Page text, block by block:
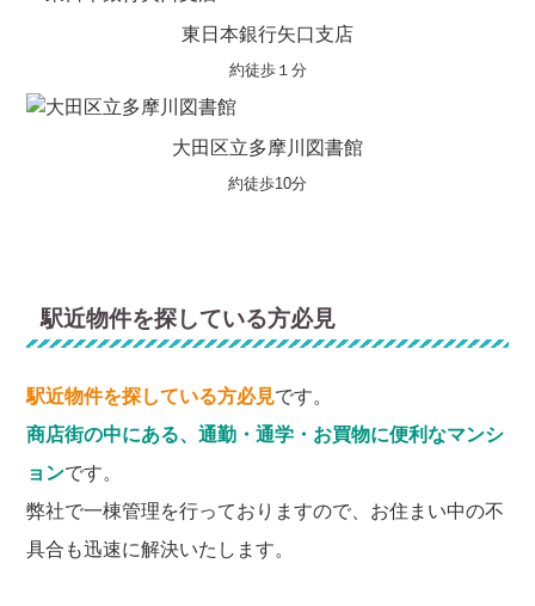
東日本銀行矢口支店
約徒歩１分
大田区立多摩川図書館
約徒歩10分
駅近物件を探している方必見
駅近物件を探している方必見です。
商店街の中にある、通勤・通学・お買物に便利なマンシ
ョンです。
弊社で一棟管理を行っておりますので、お住まい中の不
具合も迅速に解決いたします。